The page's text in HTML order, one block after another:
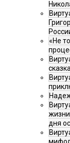
«Не
жизни
дня